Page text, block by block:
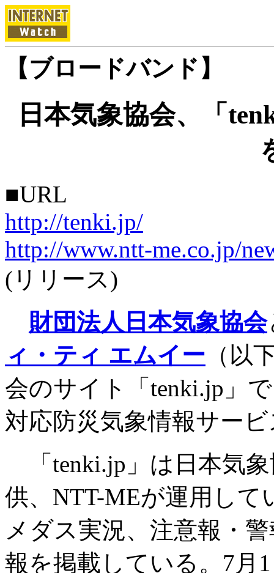
【ブロードバンド】
日本気象協会、「
■URL
http://tenki.jp/
http://www.ntt-me.co.jp/
(リリース)
財団法人日本気象協会
ィ・ティ エムイー （以
会のサイト「tenki.jp」
対応防災気象情報サー
「tenki.jp」は日本気
供、NTT-MEが運用し
メダス実況、注意報・
報を掲載している。7月